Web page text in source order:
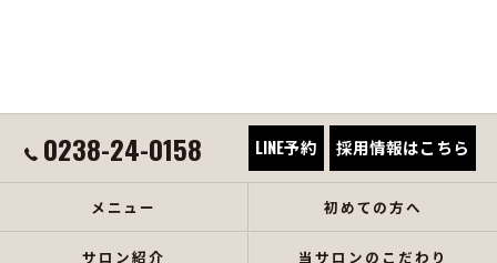
0238-24-0158 LINE予約 採用情報はこちら
メニュー 初めての方へ
サロン紹介 当サロンのこだわり